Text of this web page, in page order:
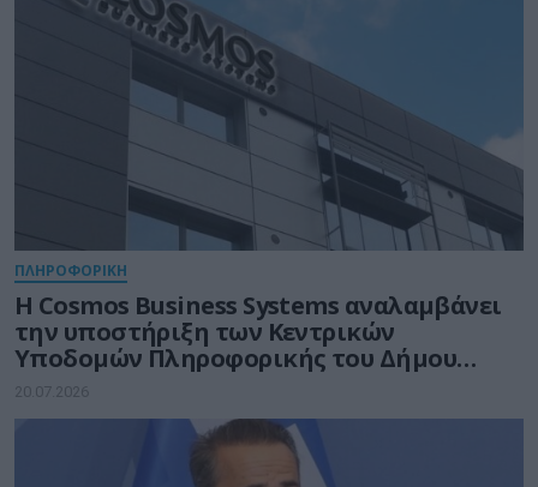
ΠΛΗΡΟΦΟΡΙΚΗ
Η Cosmos Business Systems αναλαμβάνει
την υποστήριξη των Κεντρικών
Υποδομών Πληροφορικής του Δήμου
Θεσσαλονίκης
20.07.2026